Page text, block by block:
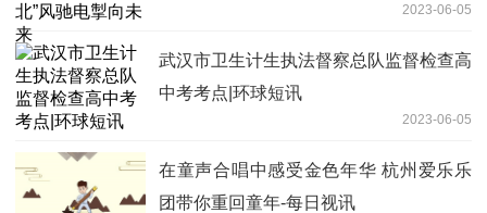
2023-06-05
武汉市卫生计生执法督察总队监督检查高
中考考点|环球短讯
2023-06-05
在童声合唱中感受金色年华 杭州爱乐乐
团带你重回童年-每日视讯